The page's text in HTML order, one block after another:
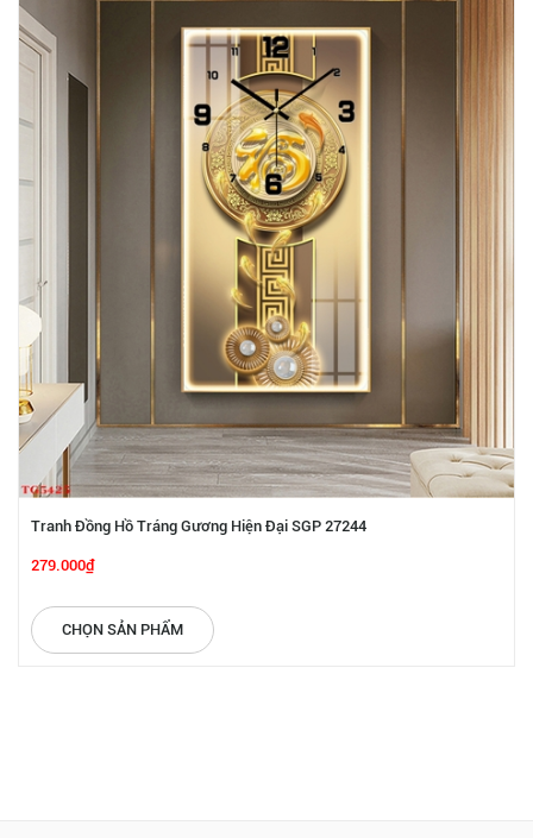
Tranh Đồng Hồ Tráng Gương Hiện Đại SGP 27244
279.000₫
CHỌN SẢN PHẨM